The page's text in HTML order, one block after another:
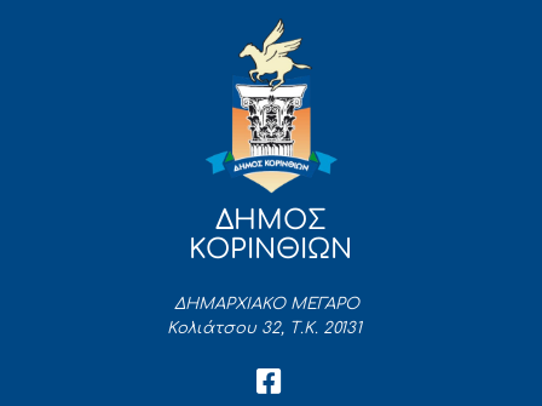
ΔΗΜΟΣ
ΚΟΡΙΝΘΙΩΝ
ΔΗΜΑΡΧΙΑΚΟ ΜΕΓΑΡΟ
Κολιάτσου 32, Τ.Κ. 20131